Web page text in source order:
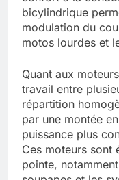
bicylindrique
modulation du
motos lourdes et
Quant aux
travail entre
répartition
par une montée
puissance plus
Ces moteurs sont
pointe,